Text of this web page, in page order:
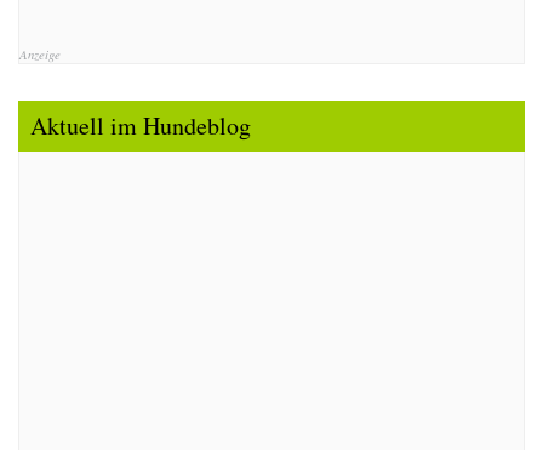
Anzeige
Aktuell im Hundeblog